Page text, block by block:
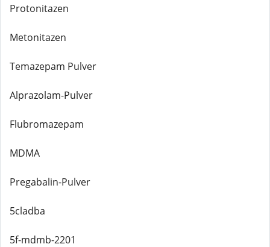
Protonitazen
Metonitazen
Temazepam Pulver
Alprazolam-Pulver
Flubromazepam
MDMA
Pregabalin-Pulver
5cladba
5f-mdmb-2201